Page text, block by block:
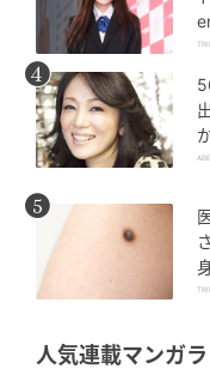
人気連載マンガ